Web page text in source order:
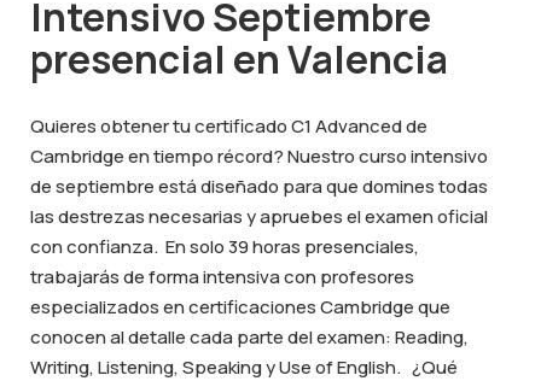
Intensivo Septiembre
presencial en Valencia
Quieres obtener tu certificado C1 Advanced de
Cambridge en tiempo récord? Nuestro curso intensivo
de septiembre está diseñado para que domines todas
las destrezas necesarias y apruebes el examen oficial
con confianza. En solo 39 horas presenciales,
trabajarás de forma intensiva con profesores
especializados en certificaciones Cambridge que
conocen al detalle cada parte del examen: Reading,
Writing, Listening, Speaking y Use of English. ¿Qué